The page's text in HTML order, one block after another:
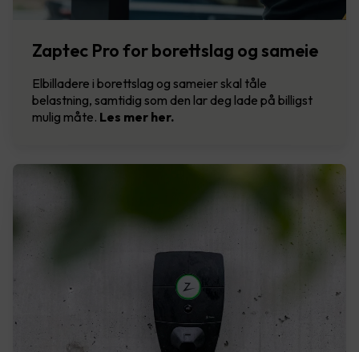
Zaptec Pro for borettslag og sameie
Elbilladere i borettslag og sameier skal tåle
belastning, samtidig som den lar deg lade på billigst
mulig måte. Les mer her.